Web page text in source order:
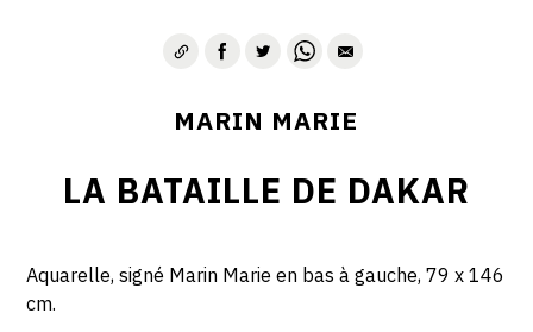
MARIN MARIE
LA BATAILLE DE DAKAR
Aquarelle, signé Marin Marie en bas à gauche, 79 x 146
cm.